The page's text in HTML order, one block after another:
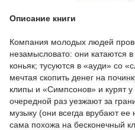
Описание книги
Компания молодых людей
незамысловато: они катаются
коньяк; тусуются в «ауди» со
мечтая скопить денег на
клипы и «Симпсонов» и курят
очередной раз уезжают за
музыку (они всегда врубают
сама похожа на бесконечный